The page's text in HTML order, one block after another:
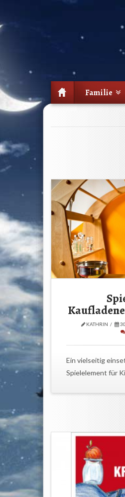
Familie
KATHRIN
Ein vielseitig
Spielelement für